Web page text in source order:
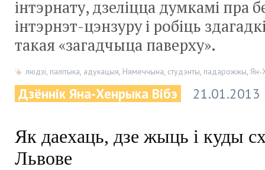
інтэрнату, дзеліцца думкамі пра
інтэрнэт-цэнзуру і робіць
такая «загадчыца паверху».
людзі, палітыка, адукацыя, Нямеччына, студэнты, падарожжы, Ян-
Дзённік Яна-Хенрыка Вібэ 21.01.2013
Як даехаць, дзе жыць і куды
Львове